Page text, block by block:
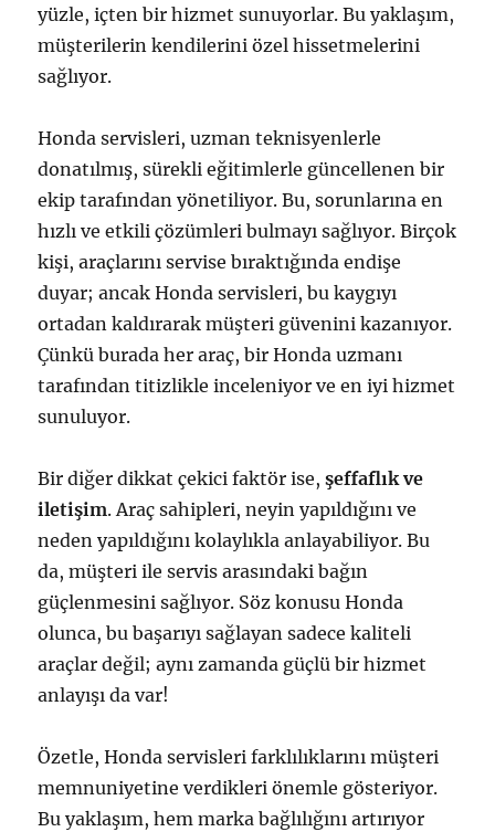
yüzle, içten bir hizmet sunuyorlar. Bu yaklaşım,
müşterilerin kendilerini özel hissetmelerini
sağlıyor.
Honda servisleri, uzman teknisyenlerle
donatılmış, sürekli eğitimlerle güncellenen bir
ekip tarafından yönetiliyor. Bu, sorunlarına en
hızlı ve etkili çözümleri bulmayı sağlıyor. Birçok
kişi, araçlarını servise bıraktığında endişe
duyar; ancak Honda servisleri, bu kaygıyı
ortadan kaldırarak müşteri güvenini kazanıyor.
Çünkü burada her araç, bir Honda uzmanı
tarafından titizlikle inceleniyor ve en iyi hizmet
sunuluyor.
Bir diğer dikkat çekici faktör ise,şeffaflık ve
iletişim. Araç sahipleri, neyin yapıldığını ve
neden yapıldığını kolaylıkla anlayabiliyor. Bu
da, müşteri ile servis arasındaki bağın
güçlenmesini sağlıyor. Söz konusu Honda
olunca, bu başarıyı sağlayan sadece kaliteli
araçlar değil; aynı zamanda güçlü bir hizmet
anlayışı da var!
Özetle, Honda servisleri farklılıklarını müşteri
memnuniyetine verdikleri önemle gösteriyor.
Bu yaklaşım, hem marka bağlılığını artırıyor